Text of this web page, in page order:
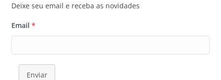
Deixe seu email e receba as novidades
Email *
Enviar